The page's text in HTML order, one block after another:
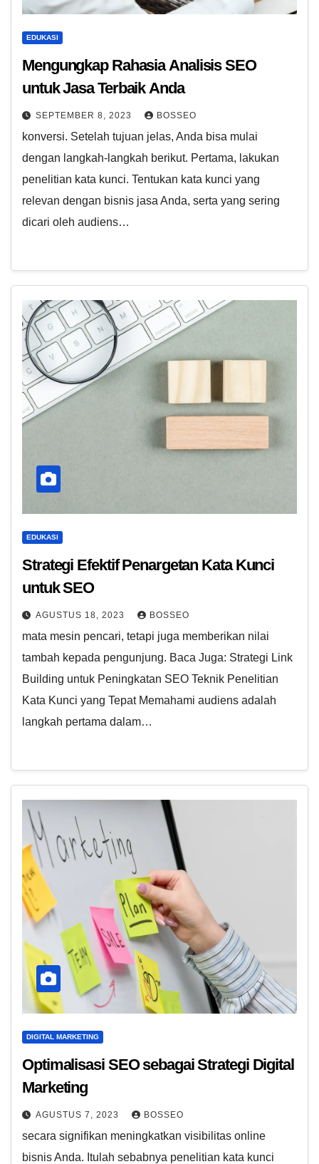
EDUKASI
Mengungkap Rahasia Analisis SEO
untuk Jasa Terbaik Anda
SEPTEMBER 8, 2023 BOSSEO
konversi. Setelah tujuan jelas, Anda bisa mulai
dengan langkah-langkah berikut. Pertama, lakukan
penelitian kata kunci. Tentukan kata kunci yang
relevan dengan bisnis jasa Anda, serta yang sering
dicari oleh audiens…
EDUKASI
Strategi Efektif Penargetan Kata Kunci
untuk SEO
AGUSTUS 18, 2023 BOSSEO
mata mesin pencari, tetapi juga memberikan nilai
tambah kepada pengunjung. Baca Juga: Strategi Link
Building untuk Peningkatan SEO Teknik Penelitian
Kata Kunci yang Tepat Memahami audiens adalah
langkah pertama dalam…
DIGITAL MARKETING
Optimalisasi SEO sebagai Strategi Digital
Marketing
AGUSTUS 7, 2023 BOSSEO
secara signifikan meningkatkan visibilitas online
bisnis Anda. Itulah sebabnya penelitian kata kunci